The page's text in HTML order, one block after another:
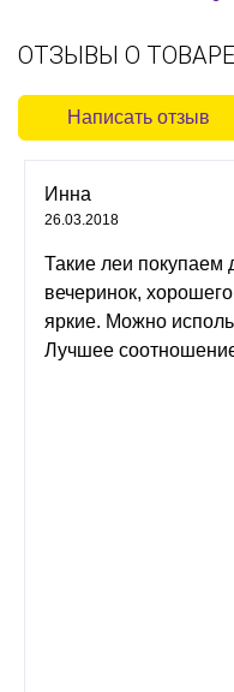
ОТЗЫВЫ О ТОВАРЕ
Написать отзыв
Инна
26.03.2018
Такие леи покупаем
вечеринок,
яркие. Можно
Лучшее